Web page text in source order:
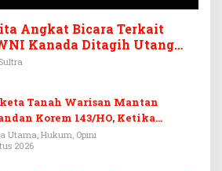
Angkat Bicara Terkait
Kanada Ditagih Utang
Tanah Warisan Mantan
Korem 143/HO, Ketika
Menjadi Arena Pemerasan
Utama, Hukum, Opini
2026